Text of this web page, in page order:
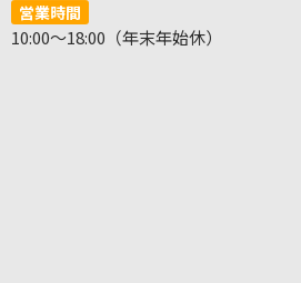
営業時間
10:00～18:00（年末年始休）